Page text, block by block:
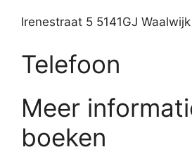
Irenestraat 5 5141GJ Waalwijk
Telefoon
Meer
boeken